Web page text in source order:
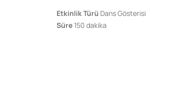
Etkinlik Türü Dans Gösterisi
Süre 150 dakika